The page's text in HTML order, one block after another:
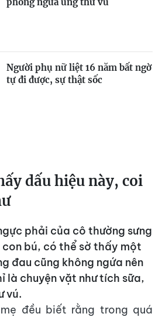
Người phụ nữ liệt 16 năm bất ngờ
tự đi được, sự thật sốc
dấu hiệu này, coi
phải của cô thường sưng
bú, có thể sờ thấy một
đau cũng không ngứa nên
là chuyện vặt như tích sữa,
vú.
đều biết rằng trong quá